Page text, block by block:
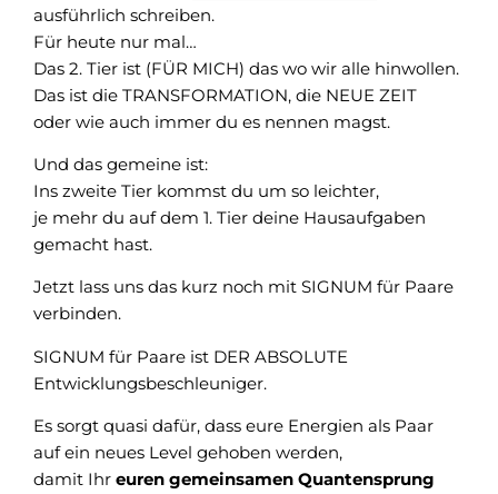
ausführlich schreiben.
Für heute nur mal…
Das 2. Tier ist (FÜR MICH) das wo wir alle hinwollen.
Das ist die TRANSFORMATION, die NEUE ZEIT
oder wie auch immer du es nennen magst.
Und das gemeine ist:
Ins zweite Tier kommst du um so leichter,
je mehr du auf dem 1. Tier deine Hausaufgaben
gemacht hast.
Jetzt lass uns das kurz noch mit SIGNUM für Paare
verbinden.
SIGNUM für Paare ist DER ABSOLUTE
Entwicklungsbeschleuniger.
Es sorgt quasi dafür, dass eure Energien als Paar
auf ein neues Level gehoben werden,
damit Ihr euren gemeinsamen Quantensprung